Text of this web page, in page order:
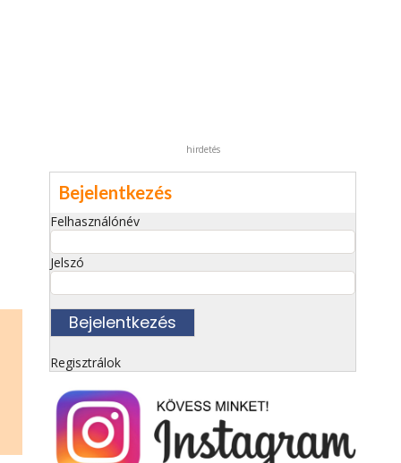
hirdetés
Bejelentkezés
Felhasználónév
Jelszó
Regisztrálok